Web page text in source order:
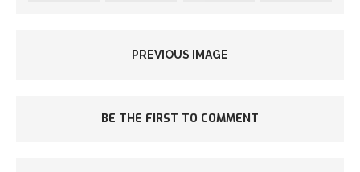
PREVIOUS IMAGE
BE THE FIRST TO COMMENT